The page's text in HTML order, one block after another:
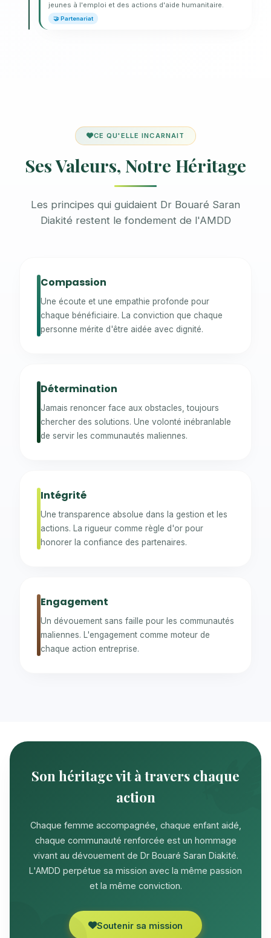
jeunes à l'emploi et des actions d'aide humanitaire.
🤝 Partenariat
CE QU'ELLE INCARNAIT
Ses Valeurs, Notre Héritage
Les principes qui guidaient Dr Bouaré Saran
Diakité restent le fondement de l'AMDD
Compassion
Une écoute et une empathie profonde pour
chaque bénéficiaire. La conviction que chaque
personne mérite d'être aidée avec dignité.
Détermination
Jamais renoncer face aux obstacles, toujours
chercher des solutions. Une volonté inébranlable
de servir les communautés maliennes.
Intégrité
Une transparence absolue dans la gestion et les
actions. La rigueur comme règle d'or pour
honorer la confiance des partenaires.
Engagement
Un dévouement sans faille pour les communautés
maliennes. L'engagement comme moteur de
chaque action entreprise.
Son héritage vit à travers chaque
action
Chaque femme accompagnée, chaque enfant aidé,
chaque communauté renforcée est un hommage
vivant au dévouement de Dr Bouaré Saran Diakité.
L'AMDD perpétue sa mission avec la même passion
et la même conviction.
Soutenir sa mission